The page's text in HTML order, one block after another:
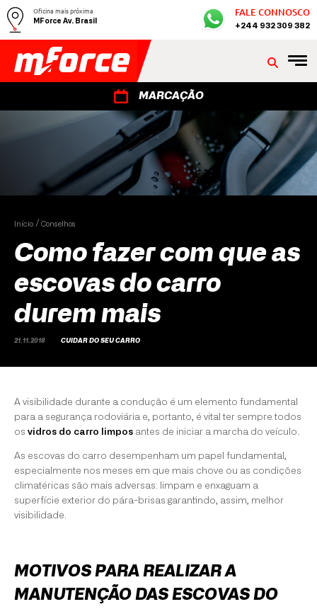
Oficina mais próxima
MForce Av. Brasil
FALE CONNOSCO
+244 932 309 382
MARCAÇÃO
Início Conselhos
Como fazer com que as
escovas do carro
durem mais
21.11.2018 CUIDAR DO SEU CARRO
A visibilidade durante a condução é um elemento fundamental
para a segurança rodoviária e, portanto, é vital ter sempre todos
os vidros do carro limpos antes de iniciar a marcha do veículo.
As escovas do carro desempenham um papel fundamental,
especialmente nos meses em que mais chove ou as condições
climatéricas são mais adversas: limpam e enxaguam a
superfície exterior do pára-brisas garantindo, assim, melhor
visibilidade.
MOTIVOS PARA REALIZAR A
MANUTENÇÃO DAS ESCOVAS DO